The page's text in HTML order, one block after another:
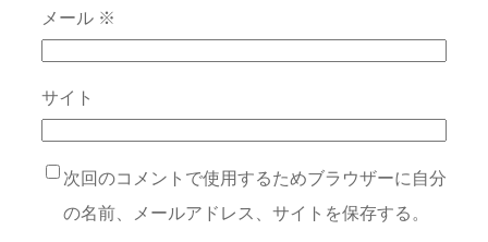
メール ※
サイト
次回のコメントで使用するためブラウザーに自分
の名前、メールアドレス、サイトを保存する。